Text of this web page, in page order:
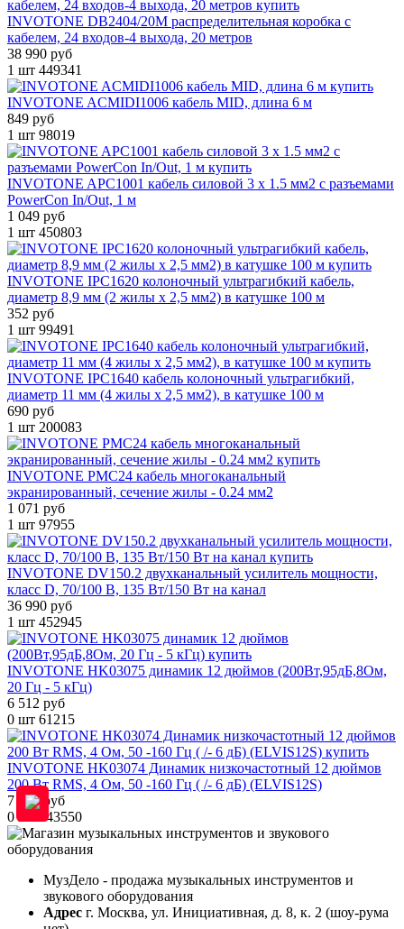
INVOTONE DB2404/20M распределительная коробка с
кабелем, 24 входов-4 выхода, 20 метров
38 990 руб
1 шт 449341
INVOTONE ACMIDI1006 кабель MID, длина 6 м
849 руб
1 шт 98019
INVOTONE APC1001 кабель силовой 3 х 1.5 мм2 с разъемами
PowerCon In/Out, 1 м
1 049 руб
1 шт 450803
INVOTONE IPC1620 колоночный ультрагибкий кабель,
диаметр 8,9 мм (2 жилы х 2,5 мм2) в катушке 100 м
352 руб
1 шт 99491
INVOTONE IPC1640 кабель колоночный ультрагибкий,
диаметр 11 мм (4 жилы х 2,5 мм2), в катушке 100 м
690 руб
1 шт 200083
INVOTONE PMC24 кабель многоканальный
экранированный, сечение жилы - 0.24 мм2
1 071 руб
1 шт 97955
INVOTONE DV150.2 двухканальный усилитель мощности,
класс D, 70/100 В, 135 Вт/150 Вт на канал
36 990 руб
1 шт 452945
INVOTONE HK03075 динамик 12 дюймов (200Вт,95дБ,8Ом,
20 Гц - 5 кГц)
6 512 руб
0 шт 61215
INVOTONE HK03074 Динамик низкочастотный 12 дюймов
200 Вт RMS, 4 Ом, 50 -160 Гц ( /- 6 дБ) (ELVIS12S)
7 448 руб
0 шт
443550
МузДело - продажа музыкальных инструментов и
звукового оборудования
Адрес г. Москва, ул. Инициативная, д. 8, к. 2 (шоу-рума